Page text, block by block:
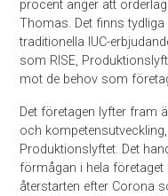
procent anger att
Thomas. Det finns
traditionella IUC-
som RISE,
mot de behov som
Det företagen lyfter fram
och
Produktionslyftet. Det
förmågan i hela
återstarten efter Corona